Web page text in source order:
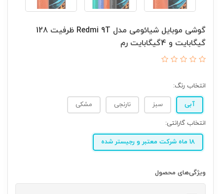
گوشی موبایل شیائومی مدل Redmi 9T ظرفیت 128
گیگابایت و 4گیگابایت رم
انتخاب رنگ:
آبی سبز نارنجی مشکی
انتخاب گارانتی:
18 ماه شرکت معتبر و رجیستر شده
ویژگی‌های محصول